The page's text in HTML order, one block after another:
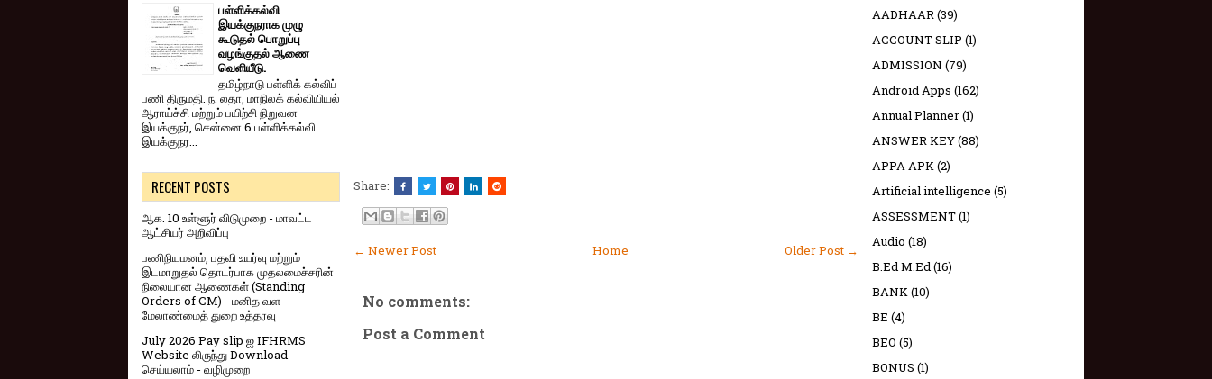
Share:
← Newer Post Older Post →
Home
No comments:
Post a Comment
பள்ளிக்கல்வி
இயக்குநராக முழு
கூடுதல் பொறுப்பு
வழங்குதல் ஆணை
வெளியீடு.
தமிழ்நாடு பள்ளிக் கல்விப்
பணி திருமதி. ந. லதா, மாநிலக் கல்வியியல்
ஆராய்ச்சி மற்றும் பயிற்சி நிறுவன
இயக்குநர், சென்னை 6 பள்ளிக்கல்வி
இயக்குநர...
RECENT POSTS
ஆக. 10 உள்ளூர் விடுமுறை - மாவட்ட
ஆட்சியர் அறிவிப்பு
பணிநியமனம், பதவி உயர்வு மற்றும்
இடமாறுதல் தொடர்பாக முதலமைச்சரின்
நிலையான ஆணைகள் (Standing
Orders of CM) - மனித வள
மேலாண்மைத் துறை உத்தரவு
July 2026 Pay slip ஐ IFHRMS
Website லிருந்து Download
செய்யலாம் - வழிமுறை
AADHAAR(39)
ACCOUNT SLIP (1)
ADMISSION (79)
Android Apps (162)
Annual Planner(1)
ANSWER KEY(88)
APPA APK(2)
Artificial intelligence (5)
ASSESSMENT(1)
Audio (18)
B.Ed M.Ed(16)
BANK(10)
BE (4)
BEO (5)
BONUS (1)